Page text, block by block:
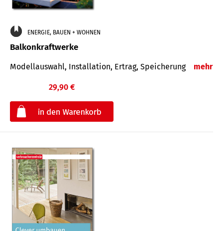
ENERGIE, BAUEN + WOHNEN
Balkonkraftwerke
Modellauswahl, Installation, Ertrag, Speicherung mehr
29,90 €